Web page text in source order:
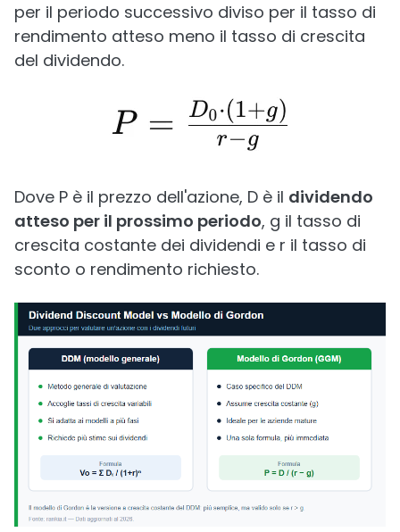
per il periodo successivo diviso per il tasso di
rendimento atteso meno il tasso di crescita
del dividendo.
Dove P è il prezzo dell'azione, D è il dividendo
atteso per il prossimo periodo, g il tasso di
crescita costante dei dividendi e r il tasso di
sconto o rendimento richiesto.